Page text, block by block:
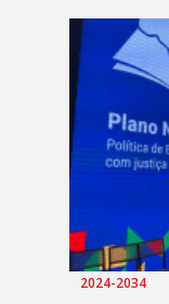
2024-2034